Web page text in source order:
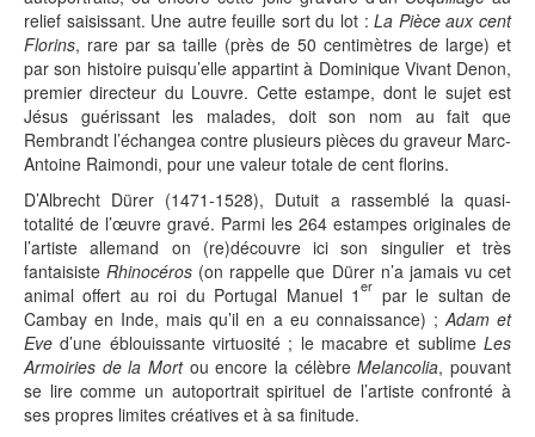
relief saisissant. Une autre feuille sort du lot :La Pièce aux cent
Florins, rare par sa taille (près de 50 centimètres de large) et
par son histoire puisqu’elle appartint à Dominique Vivant Denon,
premier directeur du Louvre. Cette estampe, dont le sujet est
Jésus guérissant les malades, doit son nom au fait que
Rembrandt l’échangea contre plusieurs pièces du graveur Marc-
Antoine Raimondi, pour une valeur totale de cent florins.
D’Albrecht Dürer (1471-1528), Dutuit a rassemblé la quasi-
totalité de l’œuvre gravé. Parmi les 264 estampes originales de
l’artiste allemand on (re)découvre ici son singulier et très
fantaisisteRhinocéros (on rappelle que Dürer n’a jamais vu cet
animal offert au roi du Portugal Manuel 1er par le sultan de
Cambay en Inde, mais qu’il en a eu connaissance) ;Adam et
Eve d’une éblouissante virtuosité ; le macabre et sublime Les
Armoiries de la Mortou encore la célèbreMelancolia, pouvant
se lire comme un autoportrait spirituel de l’artiste confronté à
ses propres limites créatives et à sa finitude.